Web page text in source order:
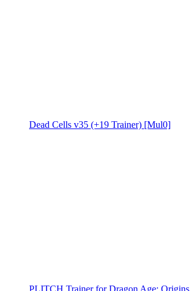
Dead Cells v35 (+19 Trainer) [Mul0]
PLITCH Trainer for Dragon Age: Origins